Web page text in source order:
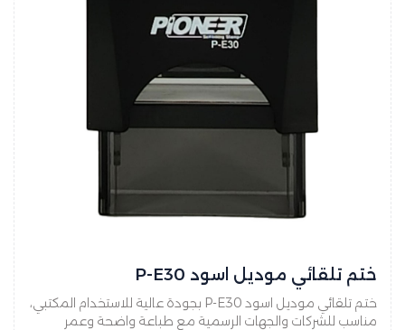
ختم تلقائي موديل اسود P-E30
ختم تلقائي موديل اسود P-E30 بجودة عالية للاستخدام المكتبي،
مناسب للشركات والجهات الرسمية مع طباعة واضحة وعمر